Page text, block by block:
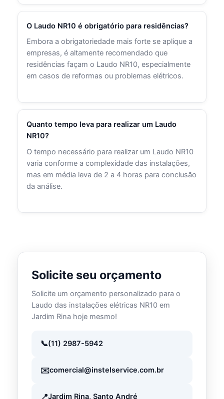
O Laudo NR10 é obrigatório para residências?
Embora a obrigatoriedade mais forte se aplique a
empresas, é altamente recomendado que
residências façam o Laudo NR10, especialmente
em casos de reformas ou problemas elétricos.
Quanto tempo leva para realizar um Laudo
NR10?
O tempo necessário para realizar um Laudo NR10
varia conforme a complexidade das instalações,
mas em média leva de 2 a 4 horas para conclusão
da análise.
Solicite seu orçamento
Solicite um orçamento personalizado para o
Laudo das instalações elétricas NR10 em
Jardim Rina hoje mesmo!
(11) 2987-5942
comercial@instelservice.com.br
Jardim Rina, Santo André